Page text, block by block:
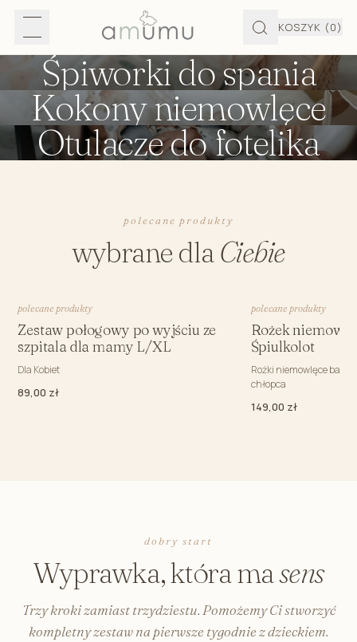
KOSZYK (0)
Śpiworki do spania
Kokony niemowlęce
Otulacze do fotelika
polecane produkty
wybrane dlaCiebie
polecane produkty
Zestaw połogowy po wyjściu ze
szpitala dla mamy L/XL
Dla Kobiet
89,00 zł
polecane produkty
Rożek
Śpiulkolot
Rożki niemowlęce
chłopca
149,00 zł
dobry start
Wyprawka, która masens
Trzy kroki zamiast trzydziestu. Pomożemy Ci stworzyć
kompletny zestaw na pierwsze tygodnie z dzieckiem.